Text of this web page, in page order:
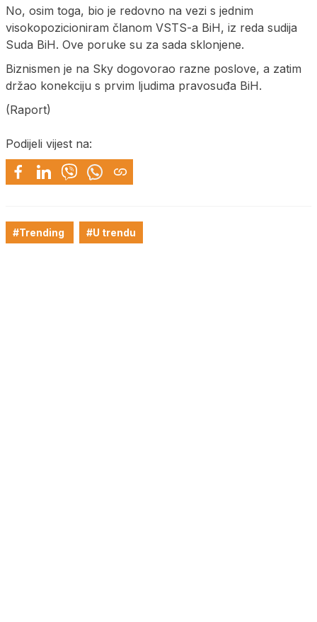
No, osim toga, bio je redovno na vezi s jednim
visokopozicioniram članom VSTS-a BiH, iz reda sudija
Suda BiH. Ove poruke su za sada sklonjene.
Biznismen je na Sky dogovorao razne poslove, a zatim
držao konekciju s prvim ljudima pravosuđa BiH.
(Raport)
Podijeli vijest na:
#Trending #U trendu